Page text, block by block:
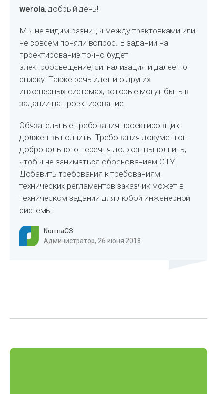
werola, добрый день!
Мы не видим разницы между трактовками или
не совсем поняли вопрос. В задании на
проектирование точно будет
электроосвещение, сигнализация и далее по
списку. Также речь идет и о других
инженерных системах, которые могут быть в
задании на проектирование.
Обязательные требования проектировщик
должен выполнить. Требования документов
добровольного перечня должен выполнить,
чтобы не заниматься обоснованием СТУ.
Добавить требования к требованиям
технических регламентов заказчик может в
техническом задании для любой инженерной
системы.
NormaCS
Администратор, 26 июня 2018